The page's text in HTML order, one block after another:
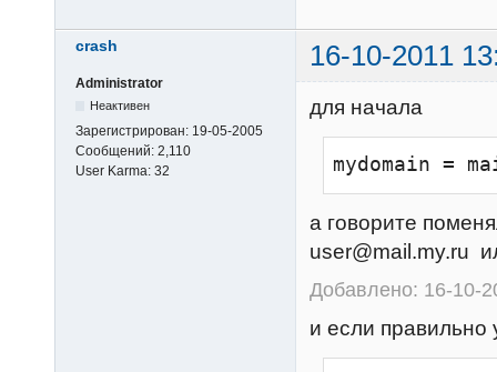
crash 16-10-2011
Administrator
Неактивен
Зарегистрирован: 19-05-2005
Сообщений: 2,110
User Karma: 32
для начала
mydomain =
а говорите
user@mail.my.ru
Добавлено: 16-10-
и если правильно